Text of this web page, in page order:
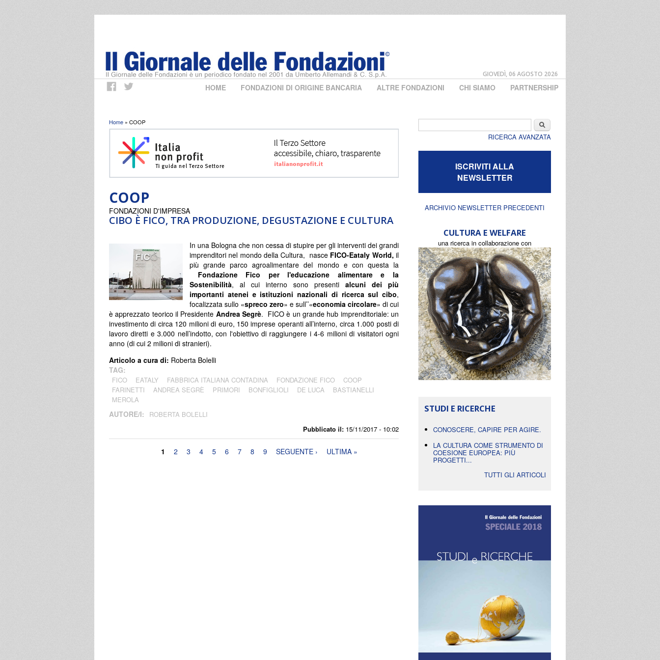
GIOVEDÌ, 06 AGOSTO 2026
HOME FONDAZIONI DI ORIGINE BANCARIA ALTRE FONDAZIONI CHI SIAMO PARTNERSHIP
Tu sei qui
Home » COOP
COOP
CIBO È FICO, TRA PRODUZIONE, DEGUSTAZIONE E CULTURA
Pubblicato il: 15/11/2017 - 10:02
FONDAZIONI D'IMPRESA
In una Bologna che non cessa di stupire per gli interventi dei grandi
imprenditori nel mondo della Cultura, nasce FICO-Eataly World,il
più grande parco agroalimentare del mondo e con questa la
Fondazione Fico per l'educazione alimentare e la
Sostenibilità, al cui interno sono presenti alcuni dei più
importanti atenei e istituzioni nazionali di ricerca sul cibo,
focalizzata sullo «spreco zero» e sull’’«economia circolare» di cui
è apprezzato teorico il Presidente Andrea Segrè. FICO è un grande hub imprenditoriale: un
investimento di circa 120 milioni di euro, 150 imprese operanti all’interno, circa 1.000 posti di
lavoro diretti e 3.000 nell’indotto, con l'obiettivo di raggiungere i 4-6 milioni di visitatori ogni
anno (di cui 2 milioni di stranieri).
Articolo a cura di: Roberta Bolelli
TAG:
FICO EATALY FABBRICA ITALIANA CONTADINA FONDAZIONE FICO
COOP
FARINETTI
ANDREA SEGRÈ PRIMORI BONFIGLIOLI DE LUCA
BASTIANELLI
MEROLA
AUTORE/I: ROBERTA BOLELLI
1 2 3 4 5 6 7 8 9 SEGUENTE › ULTIMA »
Cerca
RICERCA AVANZATA
ISCRIVITI ALLA
NEWSLETTER
ARCHIVIO NEWSLETTER PRECEDENTI
CULTURA E WELFARE
una ricerca in collaborazione con
STUDI E RICERCHE
CONOSCERE, CAPIRE PER AGIRE.
LA CULTURA COME STRUMENTO DI
COESIONE EUROPEA: PIÙ
PROGETTI...
TUTTI GLI ARTICOLI